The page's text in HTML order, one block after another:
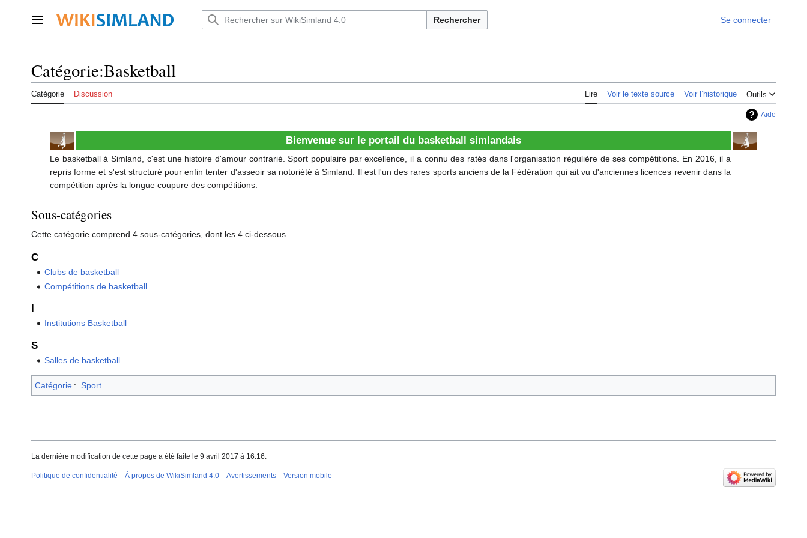
contenu Menu principal Rechercher Se connecter
Catégorie:Basketball
Catégorie Discussion Lire Voir le texte source Voir l’historique Outils
Aide
Bienvenue sur le portail du basketball simlandais
Le basketball à Simland, c'est une histoire d'amour contrarié. Sport populaire par excellence, il a connu des ratés dans l'organisation régulière de ses compétitions. En 2016, il a
repris forme et s'est structuré pour enfin tenter d'asseoir sa notoriété à Simland. Il est l'un des rares sports anciens de la Fédération qui ait vu d'anciennes licences revenir dans la
compétition après la longue coupure des compétitions.
Sous-catégories
Cette catégorie comprend 4 sous-catégories, dont les 4 ci-dessous.
C
Clubs de basketball
Compétitions de basketball
Institutions Basketball
S
Salles de basketball
Catégorie : Sport
La dernière modification de cette page a été faite le 9 avril 2017 à 16:16.
Politique de confidentialité À propos de WikiSimland 4.0 Avertissements Version mobile